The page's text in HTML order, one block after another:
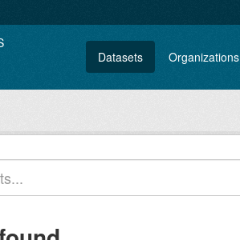
Datasets Organizations